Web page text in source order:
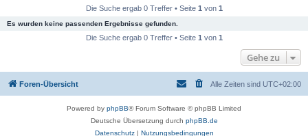
Die Suche ergab 0 Treffer • Seite 1 von 1
Es wurden keine passenden Ergebnisse gefunden.
Die Suche ergab 0 Treffer • Seite 1 von 1
Gehe zu
Foren-Übersicht Alle Zeiten sind UTC+02:00
Powered by phpBB® Forum Software © phpBB Limited
Deutsche Übersetzung durch phpBB.de
Datenschutz| Nutzungsbedingungen